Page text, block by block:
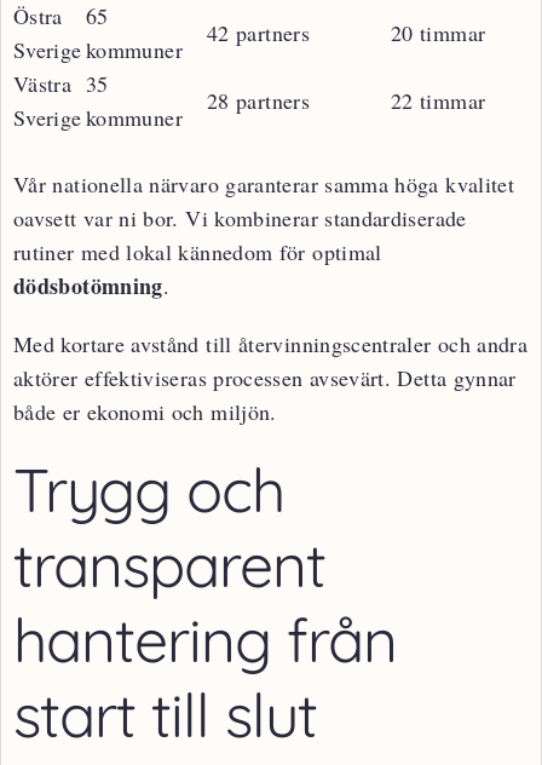
Östra
Sverige
65
kommuner
42 partners
20 timmar
Västra
Sverige
35
kommuner
28 partners 22 timmar
Vår nationella närvaro garanterar samma höga kvalitet
oavsett var ni bor. Vi kombinerar standardiserade
rutiner med lokal kännedom för optimal
dödsbotömning.
Med kortare avstånd till återvinningscentraler och andra
aktörer effektiviseras processen avsevärt. Detta gynnar
både er ekonomi och miljön.
Trygg och
transparent
hantering från
start till slut